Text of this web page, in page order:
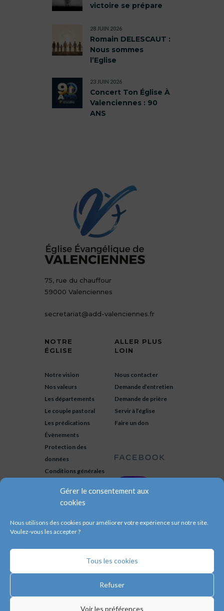
Gérer le consentement aux
cookies
Nous utilisons des cookies pour améliorer votre expérience sur notre site.
Voulez-vous les accepter ?
Tous les cookies
Refuser
Voir les préférences
victoire se prépare
Romain DELESCAUT :
Nous sommes
l’Eglise
28 JUIN 2026
Concert Ton Église À
Valenciennes : 90
ANS
23 JUIN 2026
75, rue du chauffour
59000 Valenciennes
secretariat@add-valenciennes.fr
NOTRE
ÉGLISE
Notre vision
Nos valeurs
Les départements
Le couple pastoral
Les prédications
Évènements
Protection des
données
Conditions générales
ALLER PLUS
LOIN
Nous contacter
Demande d’entretien
Demande de prière
Servir à l’église
Faire un don